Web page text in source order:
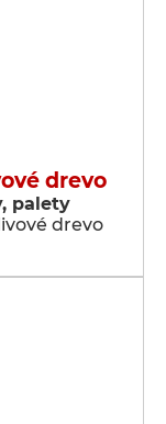
drevo
palety
drevo